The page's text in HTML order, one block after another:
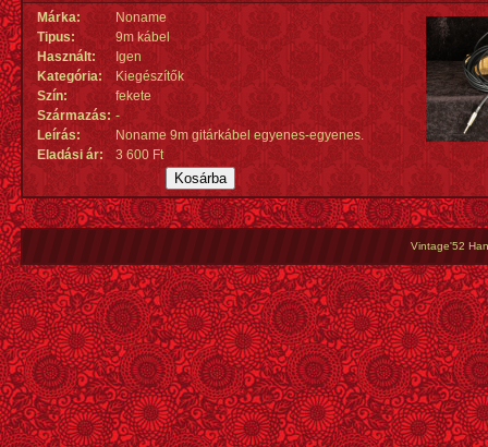
Márka:
Noname
Tipus:
9m kábel
Használt:
Igen
Kategória:
Kiegészítők
Szín:
fekete
Származás: -
Leírás:
Noname 9m gitárkábel egyenes-egyenes.
Eladási ár:
3 600 Ft
Vintage'52